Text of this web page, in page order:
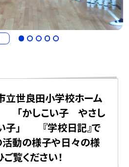
世良田小学校ホーム
かしこい子 やさし
子」 『学校日記』で
活動の様子や日々の様
ご覧ください！